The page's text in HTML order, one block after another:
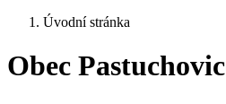
Úvodní stránka
Obec